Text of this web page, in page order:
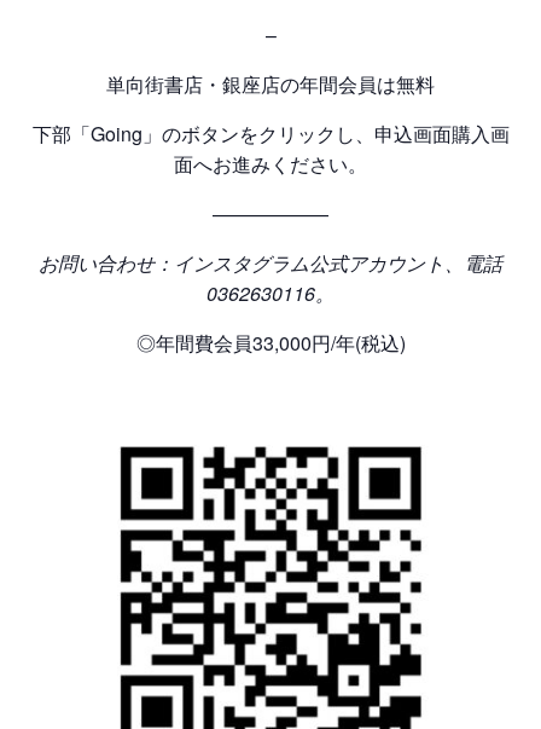
–
単向街書店・銀座店の年間会員は無料
下部「Going」のボタンをクリックし、申込画面購入画
面へお進みください。
——————
お問い合わせ：インスタグラム公式アカウント、電話
0362630116。
◎年間費会員33,000円/年(税込)